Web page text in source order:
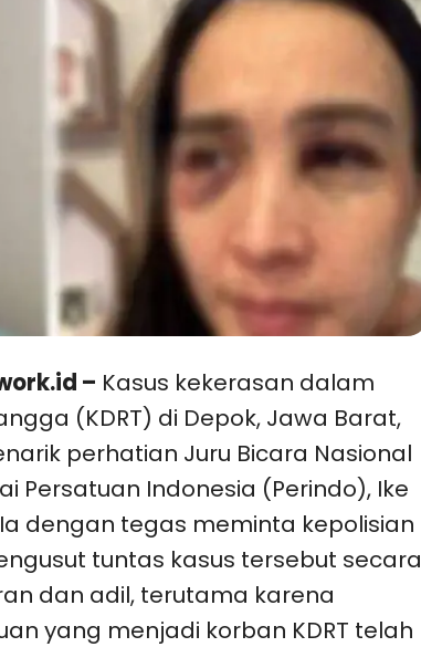
– Kasus kekerasan dalam
(KDRT) di Depok, Jawa Barat,
perhatian Juru Bicara Nasional
Persatuan Indonesia (Perindo), Ike
dengan tegas meminta kepolisian
tuntas kasus tersebut secara
dan adil, terutama karena
yang menjadi korban KDRT telah